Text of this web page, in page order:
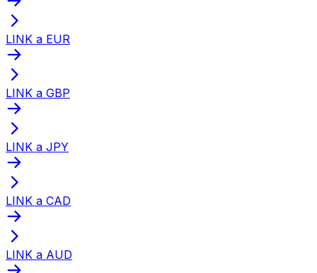
LINK a EUR
LINK a GBP
LINK a JPY
LINK a CAD
LINK a AUD